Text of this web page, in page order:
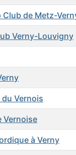
Club de Metz-
Verny-Louvigny
Vernois
Vernoise
à Verny